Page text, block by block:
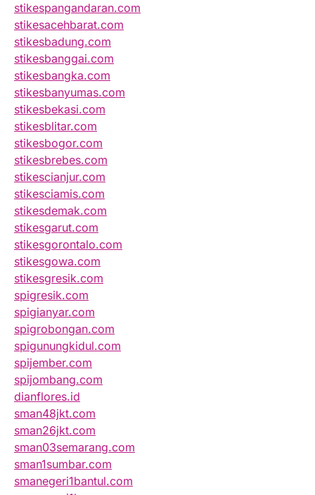
stikespangandaran.com
stikesacehbarat.com
stikesbadung.com
stikesbanggai.com
stikesbangka.com
stikesbanyumas.com
stikesbekasi.com
stikesblitar.com
stikesbogor.com
stikesbrebes.com
stikescianjur.com
stikesciamis.com
stikesdemak.com
stikesgarut.com
stikesgorontalo.com
stikesgowa.com
stikesgresik.com
spigresik.com
spigianyar.com
spigrobongan.com
spigunungkidul.com
spijember.com
spijombang.com
dianflores.id
sman48jkt.com
sman26jkt.com
sman03semarang.com
sman1sumbar.com
smanegeri1bantul.com